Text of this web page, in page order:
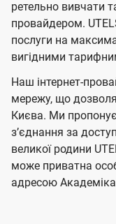
ї
U
t
e
l
s
ч
е
н
н
я
ретельно вивчати
провайдером.
послуги на
вигідними
Наш інтернет-
мережу, що
Києва. Ми
зʼєднання за
великої родини
може приватна
адресою